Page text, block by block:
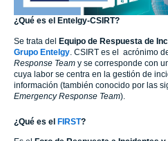
¿Qué es el Entelgy-CSIRT?
Se trata del Equipo de Respuesta de
Grupo Entelgy . CSIRT es el acrónimo
Response Team y se corresponde con
cuya labor se centra en la gestión de
información (también conocido por las
Emergency Response Team).
¿Qué es el FIRST?